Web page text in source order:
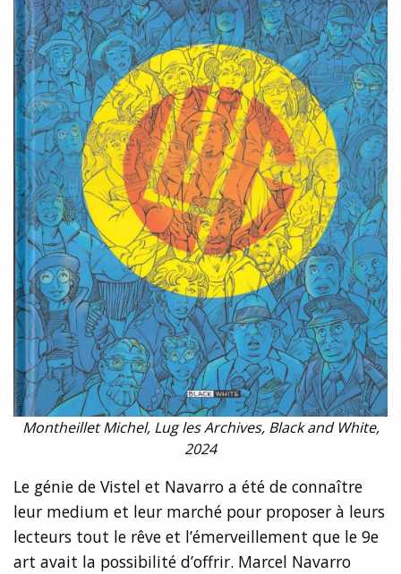
Montheillet Michel, Lug les Archives, Black and White,
2024
Le génie de Vistel et Navarro a été de connaître
leur medium et leur marché pour proposer à leurs
lecteurs tout le rêve et l’émerveillement que le 9e
art avait la possibilité d’offrir. Marcel Navarro